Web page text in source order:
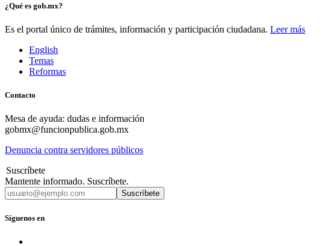
¿Qué es gob.mx?
Es el portal único de trámites, información y participación ciudadana. Leer más
English
Temas
Reformas
Contacto
Mesa de ayuda: dudas e información
gobmx@funcionpublica.gob.mx
Denuncia contra servidores públicos
Suscríbete
Mantente informado. Suscríbete.
Suscríbete
Síguenos en